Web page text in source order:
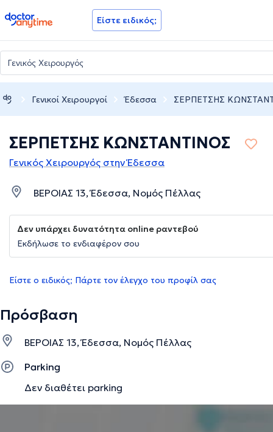
doctoranytime Είστε ειδικός;
Γενικοί Χειρουργοί Έδεσσα ΣΕΡΠΕΤΣΗΣ
ΣΕΡΠΕΤΣΗΣ ΚΩΝΣΤΑΝΤΙΝΟΣ
Γενικός Χειρουργός στην Έδεσσα
ΒΕΡΟΙΑΣ 13, Έδεσσα, Νομός Πέλλας
Δεν υπάρχει δυνατότητα online ραντεβού
Εκδήλωσε το ενδιαφέρον σου
Είστε ο ειδικός; Πάρτε τον έλεγχο του προφίλ σας
Πρόσβαση
ΒΕΡΟΙΑΣ 13, Έδεσσα, Νομός Πέλλας
Parking
Δεν διαθέτει parking